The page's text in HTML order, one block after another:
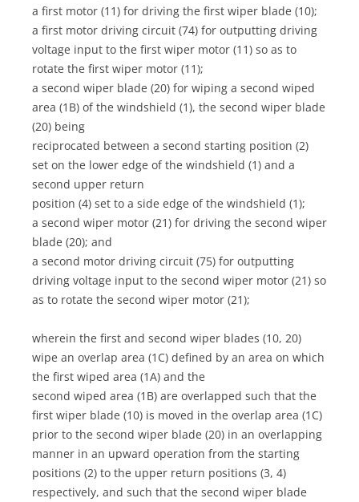
a first motor (11) for driving the first wiper blade (10);
a first motor driving circuit (74) for outputting driving
voltage input to the first wiper motor (11) so as to
rotate the first wiper motor (11);
a second wiper blade (20) for wiping a second wiped
area (1B) of the windshield (1), the second wiper blade
(20) being
reciprocated between a second starting position (2)
set on the lower edge of the windshield (1) and a
second upper return
position (4) set to a side edge of the windshield (1);
a second wiper motor (21) for driving the second wiper
blade (20); and
a second motor driving circuit (75) for outputting
driving voltage input to the second wiper motor (21) so
as to rotate the second wiper motor (21);
wherein the first and second wiper blades (10, 20)
wipe an overlap area (1C) defined by an area on which
the first wiped area (1A) and the
second wiped area (1B) are overlapped such that the
first wiper blade (10) is moved in the overlap area (1C)
prior to the second wiper blade (20) in an overlapping
manner in an upward operation from the starting
positions (2) to the upper return positions (3, 4)
respectively, and such that the second wiper blade